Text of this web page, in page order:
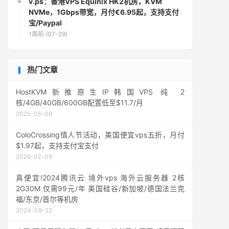
NVMe，1Gbps带宽，月付€6.95起，支持支付
宝/Paypal
1周前 (07-29)
热门文章
HostKVM新推原生IP韩国VPS 纯 2
核/4GB/40GB/600GB配置低至$11.7/月
2025-05-09
ColoCrossing情人节活动，美国便宜vps五折，月付
$1.97起，支持支付宝支付
2026-02-09
真便宜!2024腾讯云 境外vps 海外云服务器 2核
2G30M 仅需99元/年 美国硅谷/新加坡/德国法兰克
福/东京/首尔等机房
2024-09-22